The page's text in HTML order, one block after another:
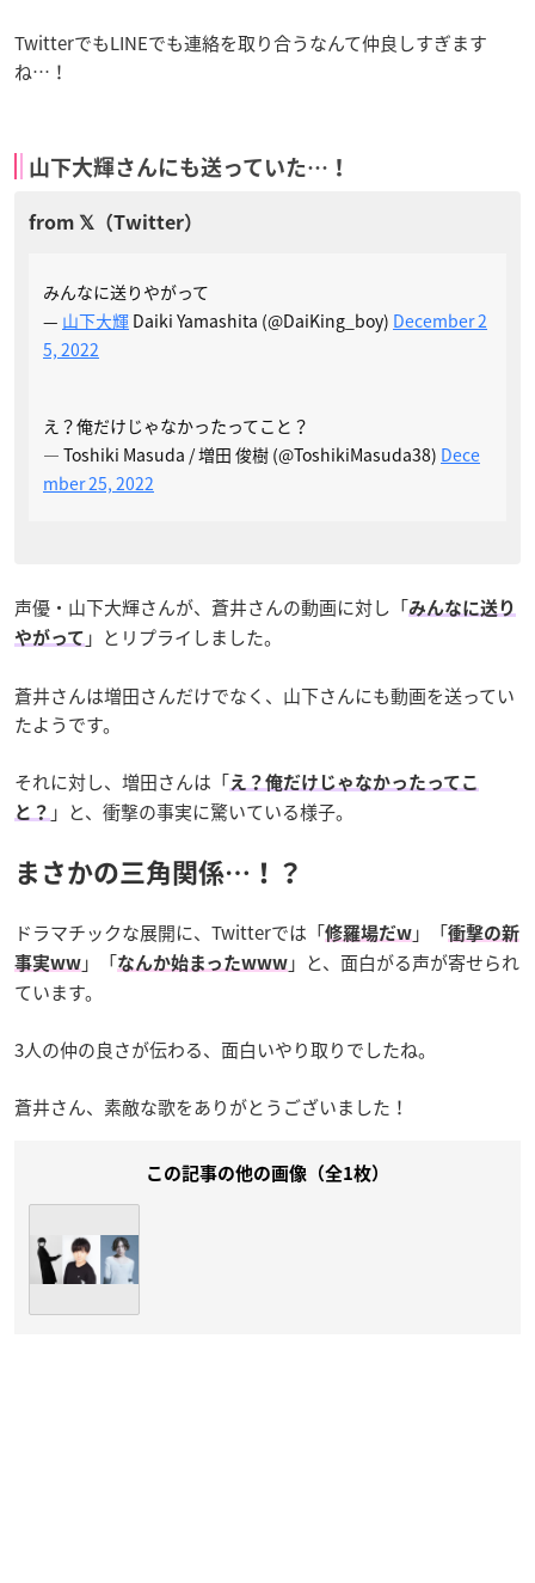
TwitterでもLINEでも連絡を取り合うなんて仲良しすぎます
ね…！
山下大輝さんにも送っていた…！
みんなに送りやがって
— 山下大輝 Daiki Yamashita (@DaiKing_boy) December 2
5, 2022
え？俺だけじゃなかったってこと？
— Toshiki Masuda / 増田 俊樹 (@ToshikiMasuda38) Dece
mber 25, 2022
声優・山下大輝さんが、蒼井さんの動画に対し「みんなに送り
やがって 」とリプライしました。
蒼井さんは増田さんだけでなく、山下さんにも動画を送ってい
たようです。
それに対し、増田さんは「え？俺だけじゃなかったってこ
と？ 」と、衝撃の事実に驚いている様子。
まさかの三角関係…！？
ドラマチックな展開に、Twitterでは「修羅場だw 」「衝撃の新
事実ww 」「なんか始まったwww 」と、面白がる声が寄せられ
ています。
3人の仲の良さが伝わる、面白いやり取りでしたね。
蒼井さん、素敵な歌をありがとうございました！
この記事の他の画像（全1枚）